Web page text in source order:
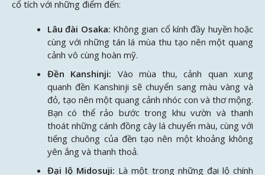
cổ tích với những điểm đến:
Lâu đài Osaka: Không gian cổ kính đầy huyền hoặc
cùng với những tán lá mùa thu tạo nên một quang
cảnh vô cùng hoàn mỹ.
Đền Kanshinji: Vào mùa thu, cảnh quan xung
quanh đền Kanshinji sẽ chuyển sang màu vàng và
đỏ, tạo nên một quang cảnh nhóc con và thơ mộng.
Bạn có thể rảo bước trong khu vườn và thanh
thoát những cánh đồng cây lá chuyển màu, cùng với
tiếng chuông của đền tạo nên một khoảng không
yên ắng và thanh thoả.
Đại lộ Midosuji: Là một trong những đại lộ chính